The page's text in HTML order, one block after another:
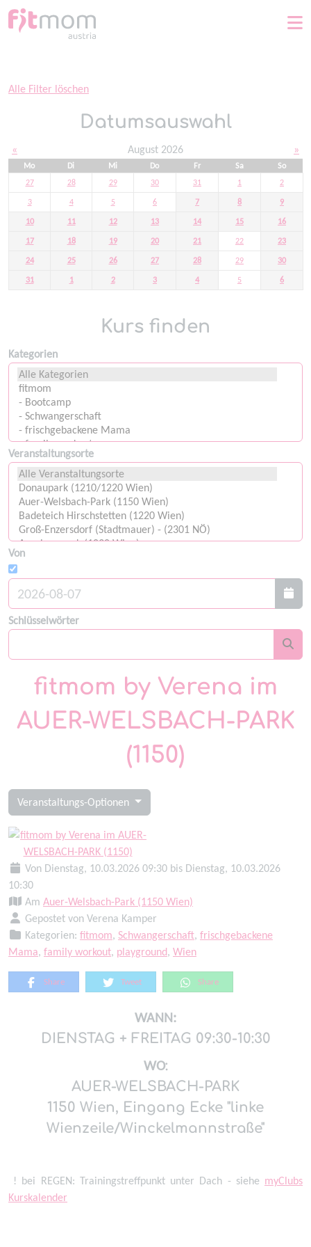
Home
Alle Filter löschen
Datumsauswahl
« August 2026 »
Mo Di Mi Do Fr Sa
So
27
28 29 30 31 1
2
3
4 5 6 7 8
9
10
11 12 13 14 15
16
17
18 19 20 21 22
23
24
25 26 27 28 29
30
31
1 2 3 4 5 6
Kurs finden
Kategorien
Veranstaltungsorte
Von
Schlüsselwörter
fitmom by Verena im
AUER-WELSBACH-PARK
(1150)
Veranstaltungs-Optionen
Von Dienstag, 10.03.2026 09:30 bis Dienstag, 10.03.2026
10:30
Am Auer-Welsbach-Park (1150 Wien)
Gepostet von Verena Kamper
Kategorien: fitmom, Schwangerschaft, frischgebackene
Mama, family workout, playground, Wien
Share Tweet Share
WANN:
DIENSTAG + FREITAG 09:30-10:30
WO:
AUER-WELSBACH-PARK
1150 Wien, Eingang Ecke "linke
Wienzeile/Winckelmannstraße"
! bei REGEN: Trainingstreffpunkt unter Dach - siehe myClubs
Kurskalender